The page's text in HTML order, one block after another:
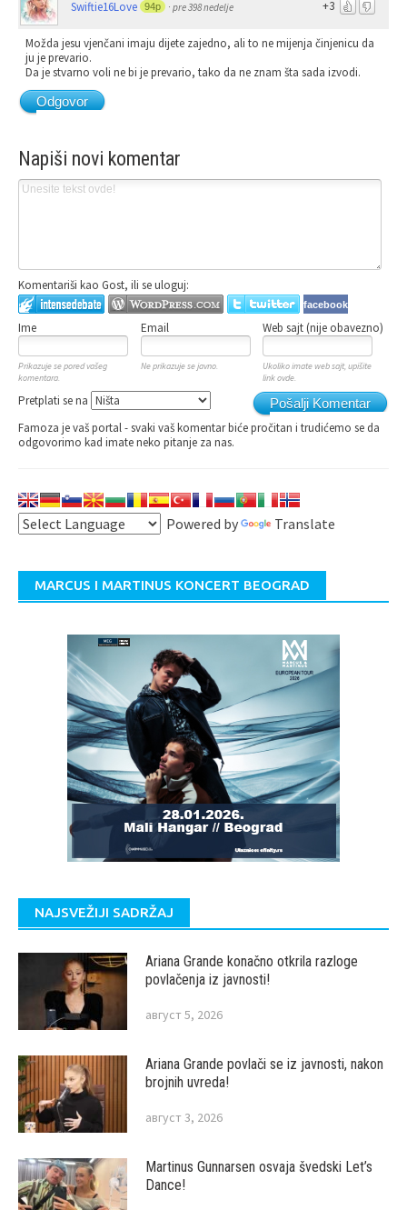
+3
Swiftie16Love 94p · pre 398 nedelje
Možda jesu vjenčani imaju dijete zajedno, ali to ne mijenja činjenicu da
ju je prevario.
Da je stvarno voli ne bi je prevario, tako da ne znam šta sada izvodi.
Odgovor
Napiši novi komentar
Komentariši kao Gost, ili se uloguj:
facebook
Ime Email Web sajt (nije obavezno)
Prikazuje se pored vašeg
komentara.
Ne prikazuje se javno.
Ukoliko imate web sajt, upišite
link ovde.
Pošalji Komentar
Pretplati se na
Famoza je vaš portal - svaki vaš komentar biće pročitan i trudićemo se da
odgovorimo kad imate neko pitanje za nas.
Powered by Translate
MARCUS I MARTINUS KONCERT BEOGRAD
NAJSVEŽIJI SADRŽAJ
Ariana Grande konačno otkrila razloge
povlačenja iz javnosti!
август 5, 2026
Ariana Grande povlači se iz javnosti, nakon
brojnih uvreda!
август 3, 2026
Martinus Gunnarsen osvaja švedski Let’s
Dance!